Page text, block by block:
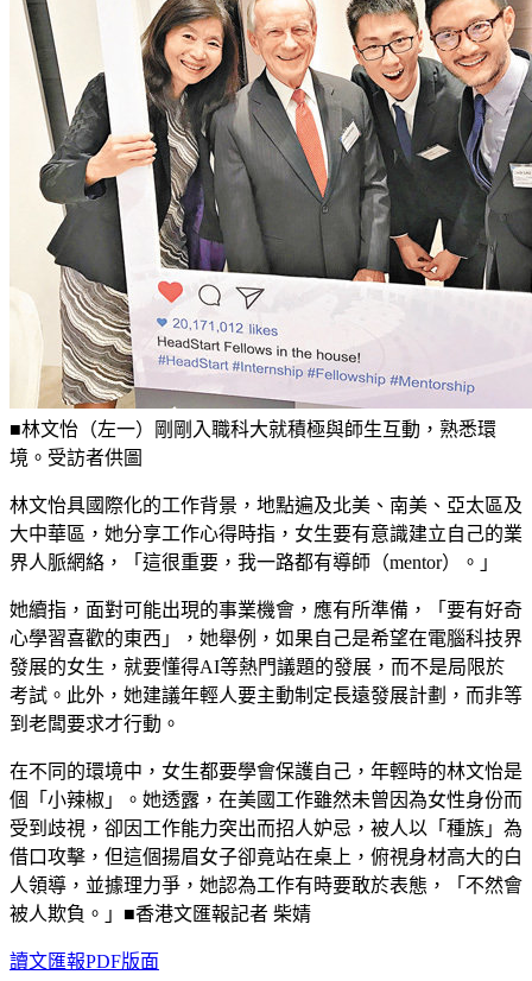
■林文怡（左一）剛剛入職科大就積極與師生互動，熟悉環
境。受訪者供圖
林文怡具國際化的工作背景，地點遍及北美、南美、亞太區及
大中華區，她分享工作心得時指，女生要有意識建立自己的業
界人脈網絡，「這很重要，我一路都有導師（mentor）。」
她續指，面對可能出現的事業機會，應有所準備，「要有好奇
心學習喜歡的東西」，她舉例，如果自己是希望在電腦科技界
發展的女生，就要懂得AI等熱門議題的發展，而不是局限於
考試。此外，她建議年輕人要主動制定長遠發展計劃，而非等
到老闆要求才行動。
在不同的環境中，女生都要學會保護自己，年輕時的林文怡是
個「小辣椒」。她透露，在美國工作雖然未曾因為女性身份而
受到歧視，卻因工作能力突出而招人妒忌，被人以「種族」為
借口攻擊，但這個揚眉女子卻竟站在桌上，俯視身材高大的白
人領導，並據理力爭，她認為工作有時要敢於表態，「不然會
被人欺負。」■香港文匯報記者 柴婧
讀文匯報PDF版面